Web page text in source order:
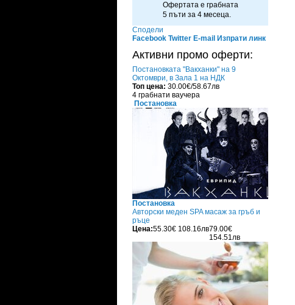
Офертата е грабната
5 пъти за 4 месеца.
Сподели
Facebook Twitter E-mail Изпрати линк
Активни промо оферти:
Постановката "Вакханки" на 9
Октомври, в Зала 1 на НДК
Топ цена: 30.00€/58.67лв
4 грабнати ваучера
Постановка
Постановка
Авторски меден SPA масаж за гръб и
ръце
Цена:55.30€ 108.16лв79.00€
154.51лв